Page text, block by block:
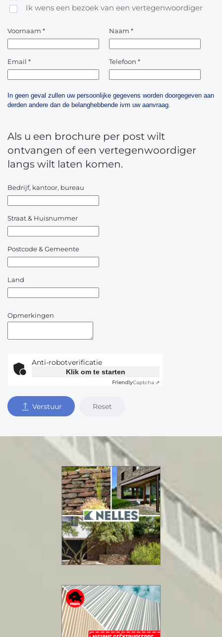
Ik wens een bezoek van een vertegenwoordiger
Voornaam * Naam *
Email * Telefoon *
In geen geval zullen uw persoonlijke gegevens worden doorgegeven aan
derden andere dan de belanghebbende ivm uw aanvraag.
Als u een brochure per post wilt
ontvangen of een vertegenwoordiger
langs wilt laten komen.
Bedrijf, kantoor, bureau
Straat & Huisnummer
Postcode & Gemeente
Land
Opmerkingen
Anti-robotverificatie
Klik om te starten
FriendlyCaptcha ⇗
Verstuur Reset